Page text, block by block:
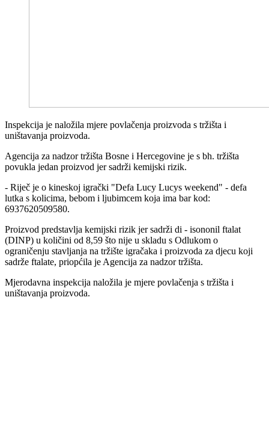
Inspekcija je naložila mjere povlačenja proizvoda s tržišta i
uništavanja proizvoda.
Agencija za nadzor tržišta Bosne i Hercegovine je s bh. tržišta
povukla jedan proizvod jer sadrži kemijski rizik.
- Riječ je o kineskoj igrački "Defa Lucy Lucys weekend" - defa
lutka s kolicima, bebom i ljubimcem koja ima bar kod:
6937620509580.
Proizvod predstavlja kemijski rizik jer sadrži di - isononil ftalat
(DINP) u količini od 8,59 što nije u skladu s Odlukom o
ograničenju stavljanja na tržište igračaka i proizvoda za djecu koji
sadrže ftalate, priopćila je Agencija za nadzor tržišta.
Mjerodavna inspekcija naložila je mjere povlačenja s tržišta i
uništavanja proizvoda.